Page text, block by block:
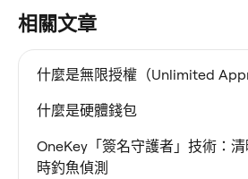
相關文章
什麼是無限授權（Unlimited
什麼是硬體錢包
OneKey「簽名守護者」技術：
時釣魚偵測